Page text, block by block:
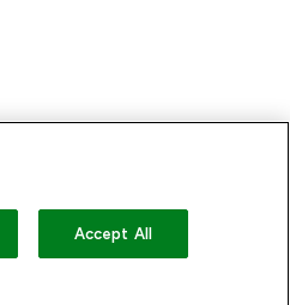
Accept All